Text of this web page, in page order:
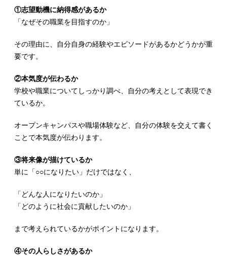
①志望動機に納得感があるか
「なぜその職業を目指すのか」
その理由に、自分自身の経験やエピソードがあるかどうかが重
要です。
②本気度が伝わるか
学校や職業についてしっかり調べ、自分の考えとして表現でき
ているか。
オープンキャンパスや職場体験など、自分の体験を交えて書く
ことで本気度が伝わります。
③将来像が描けているか
単に「○○になりたい」だけではなく、
「どんな人になりたいのか」
「どのように社会に貢献したいのか」
まで考えられているかがポイントになります。
④その人らしさがあるか